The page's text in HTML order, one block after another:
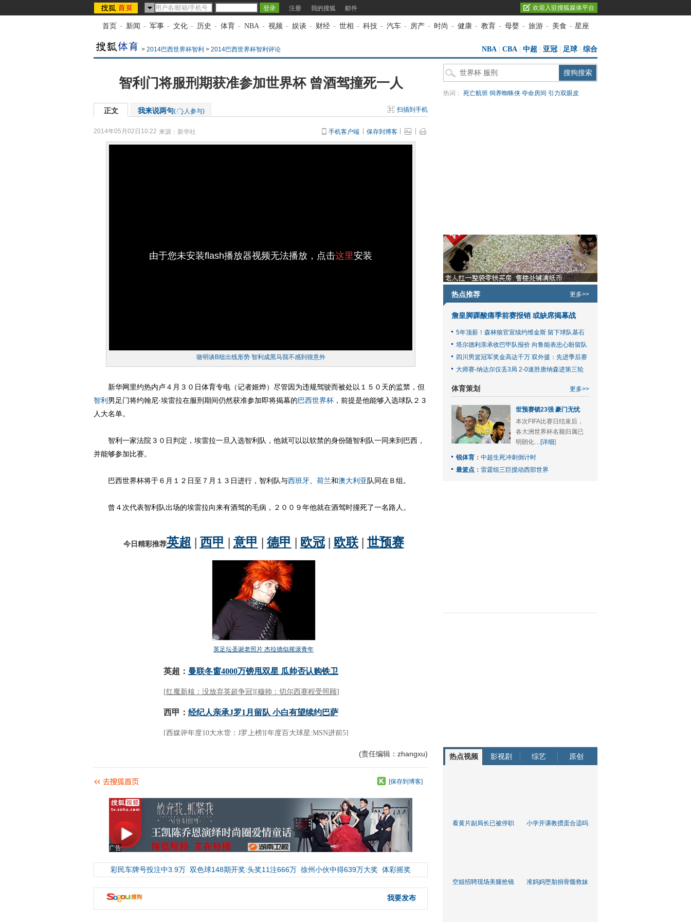
注册 我的搜狐 邮件 欢迎入驻搜狐媒体平台
首页 - 新闻 - 军事 - 文化 - 历史 - 体育 - NBA - 视频 - 娱谈 - 财经 - 世相 - 科技 - 汽车 - 房产 - 时尚 - 健康 - 教育 - 母婴 - 旅游 - 美食 - 星座
> 2014巴西世界杯智利 > 2014巴西世界杯智利评论 NBA CBA 中超 亚冠 足球| 综合
智利门将服刑期获准参加世界杯 曾酒驾撞死一人
正文 我来说两句( 人参与) 扫描到手机
2014年05月02日10:22 来源： 新华社 手机客户端 保存到博客
由于您未安装flash播放器视频无法播放，点击这里安装
骆明谈B组出线形势 智利成黑马我不感到很意外
新华网里约热内卢４月３０日体育专电（记者姬烨）尽管因为违规驾驶而被处以１５０天的监禁，但
智利 男足门将约翰尼·埃雷拉在服刑期间仍然获准参加即将揭幕的巴西世界杯 ，前提是他能够入选球队２３
人大名单。
智利一家法院３０日判定，埃雷拉一旦入选智利队，他就可以以软禁的身份随智利队一同来到巴西，
并能够参加比赛。
巴西世界杯将于６月１２日至７月１３日进行，智利队与西班牙 荷兰和澳大利亚队同在Ｂ组。
曾４次代表智利队出场的埃雷拉向来有酒驾的毛病，２００９年他就在酒驾时撞死了一名路人。
(责任编辑：zhangxu)
[保存到博客]
广告
彩民车牌号投注中3.9万 双色球148期开奖:头奖11注666万 徐州小伙中得639万大奖 体彩摇奖
我要发布
热词： 死亡航班 饲养蜘蛛侠 夺命房间 引力双眼皮
热点推荐 更多>>
詹皇脚踝酸痛季前赛报销 或缺席揭幕战
5年顶薪！森林狼官宣续约维金斯 留下球队基石
塔尔德利亲承收巴甲队报价 向鲁能表忠心盼留队
四川男篮冠军奖金高达千万 双外援：先进季后赛
大师赛-纳达尔仅丢3局 2-0速胜唐纳森进第三轮
体育策划 更多>>
世预赛锁23强 豪门无忧
本次FIFA比赛日结束后，
各大洲世界杯名额归属已
明朗化… [详细]
锐体育 ： 中超生死冲刺倒计时
最篮点 ： 雷霆组三巨搅动西部世界
热点视频 影视剧 综艺 原创
看黄片副局长已被停职 小学开课教掼蛋合适吗
空姐招聘现场美腿抢镜 准妈妈堕胎捐骨髓救妹